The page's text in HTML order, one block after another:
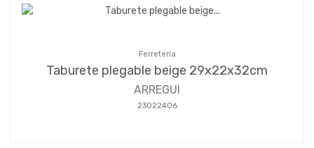
Ferretería
Taburete plegable beige 29x22x32cm
ARREGUI
23022406